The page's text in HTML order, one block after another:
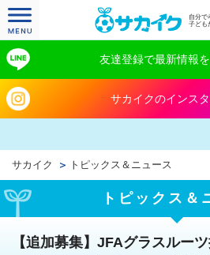
自分で
子ども
友達登録で最新情報を
サカイクのインス
サカイク トピックス＆ニュース
トピックス＆
【追加募集】JFAグラスルー